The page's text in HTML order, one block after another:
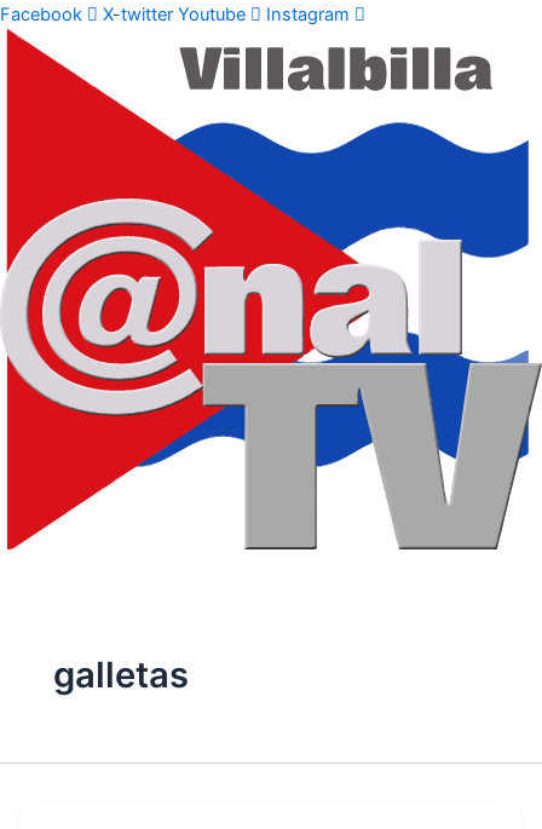
Facebook X-twitter Youtube Instagram
galletas